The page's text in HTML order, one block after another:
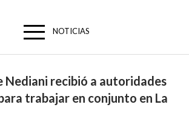
NOTICIAS
Nediani recibió a autoridades
trabajar en conjunto en La